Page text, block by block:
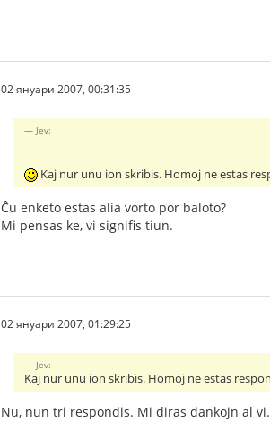
02 януари 2007, 00:31:35
Jev:
Kaj nur unu ion skribis. Homoj ne estas
Ĉu enketo estas alia vorto por baloto?
Mi pensas ke, vi signifis tiun.
02 януари 2007, 01:29:25
Jev:
Kaj nur unu ion skribis. Homoj ne estas
Nu, nun tri respondis. Mi diras dankojn al vi.